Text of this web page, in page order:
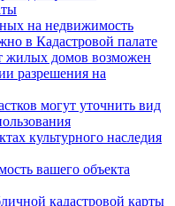
на недвижимость
в Кадастровой палате
жилых домов возможен
разрешения на
могут уточнить вид
культурного наследия
вашего объекта
кадастровой карты